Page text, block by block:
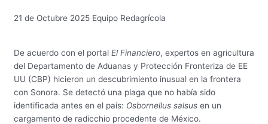
21 de Octubre 2025 Equipo Redagrícola
De acuerdo con el portal El Financiero, expertos en agricultura
del Departamento de Aduanas y Protección Fronteriza de EE
UU (CBP) hicieron un descubrimiento inusual en la frontera
con Sonora. Se detectó una plaga que no había sido
identificada antes en el país: Osbornellus salsus en un
cargamento de radicchio procedente de México.